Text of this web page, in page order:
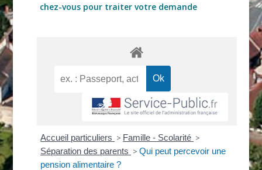
chez-vous pour traiter votre demande
Accueil particuliers > Famille - Scolarité >
Séparation des parents > Qui peut percevoir une
pension alimentaire ?